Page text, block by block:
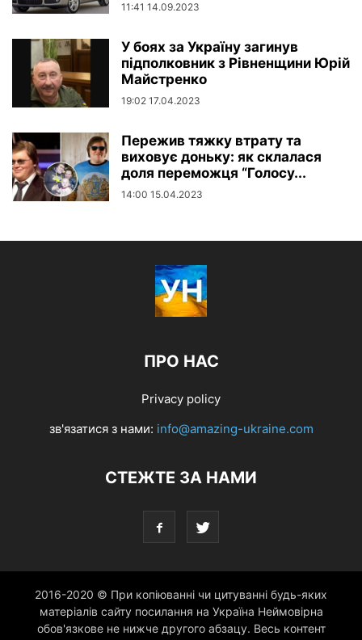
11:41 14.09.2023
У боях за Україну загинув
підполковник з Рівненщини Юрій
Майстренко
19:02 17.04.2023
Пережив тяжку втрату та
виховує доньку: як склалася
доля переможця “Голосу...
14:00 15.04.2023
ПРО НАС
Privacy policy
зв'язатися з нами: info@amazing-ukraine.com
СТЕЖТЕ ЗА НАМИ
2016-2020 © При копіюванні чи цитуванні будь-яких
матеріалів сайту посилання на Україна Неймовірна
обов'язкове не нижче другого абзацу. Весь контент